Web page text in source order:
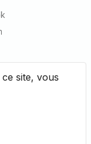
site, vous